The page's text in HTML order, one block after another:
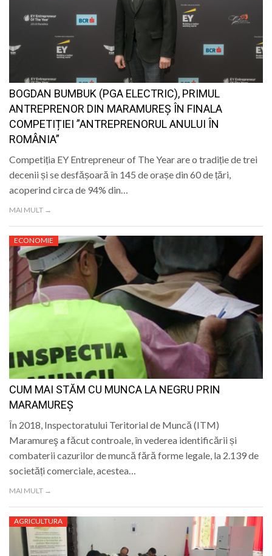
BOGDAN BUMBUK (PGA ELECTRIC), PRIMUL
ANTREPRENOR DIN MARAMUREȘ ÎN FINALA
COMPETIȚIEI ”ANTREPRENORUL ANULUI ÎN
ROMÂNIA”
Competiția EY Entrepreneur of The Year are o tradiție de trei
decenii și se desfășoară în 145 de orașe din 60 de țări,
acoperind circa de 94% din…
MAI MULT →
ECONOMIE
CUM MAI STĂM CU MUNCA LA NEGRU PRIN
MARAMUREȘ
În 2018, Inspectoratului Teritorial de Muncă (ITM)
Maramureş a făcut controale, în vederea identificării și
combaterii cazurilor de muncă fără forme legale, la 2.139 de
societăți comerciale, acestea…
MAI MULT →
AGRICULTURA